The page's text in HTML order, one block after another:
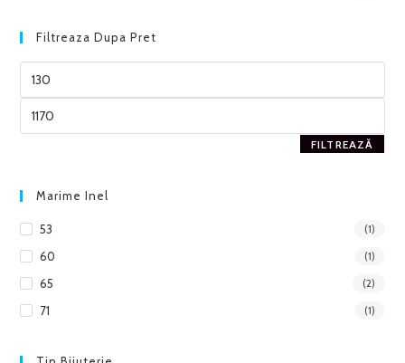
Filtreaza Dupa Pret
FILTREAZĂ
Marime Inel
53 (1)
60 (1)
65 (2)
71 (1)